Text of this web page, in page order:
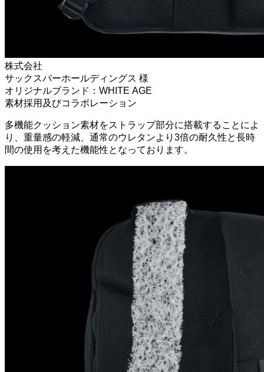
株式会社
サックスバーホールディングス 様
オリジナルブランド：WHITE AGE
素材採用及びコラボレーション
多機能クッション素材をストラップ部分に搭載することによ
り、重量感の軽減、通常のウレタンより3倍の耐久性と長時
間の使用を考えた機能性となっております。